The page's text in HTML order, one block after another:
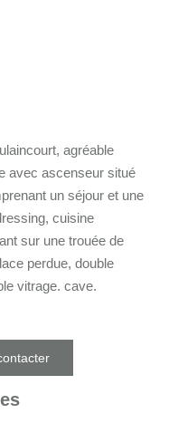
agréable
avec ascenseur situé
un séjour et une
cuisine
sur une trouée de
perdue, double
vitrage. cave.